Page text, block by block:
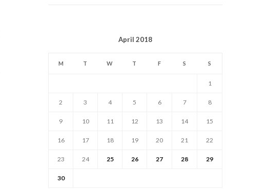
April 2018
M T W T F S S
1
2 3 4 5 6 7 8
9 10 11 12 13 14 15
16 17 18 19 20 21 22
23 24 25 26 27 28 29
30